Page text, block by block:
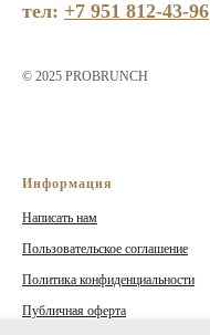
тел: +7 951 812-43-96
© 2025 PROBRUNCH
Информация
Написать нам
Пользовательское соглашение
Политика конфиденциальности
Публичная оферта